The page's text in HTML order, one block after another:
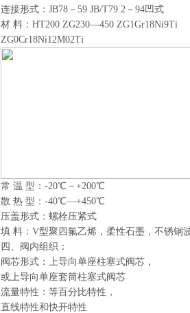
连接形式： JB78 － 59 JB/T79.2 － 94凹式
材 料： HT200 ZG230—450 ZG1Gr18Ni9Ti
ZG0Cr18Ni12M02Ti
常 温 型： -20℃ － +200℃
散 热 型： -40℃―+450℃
压盖形式：螺栓压紧式
填 料： V型聚四氟乙烯，柔性石墨，不锈钢
四、阀内组织：
阀芯形式：上导向单座柱塞式阀芯，
或上导向单座套筒柱塞式阀芯
流量特性：等百分比特性，
直线特性和快开特性